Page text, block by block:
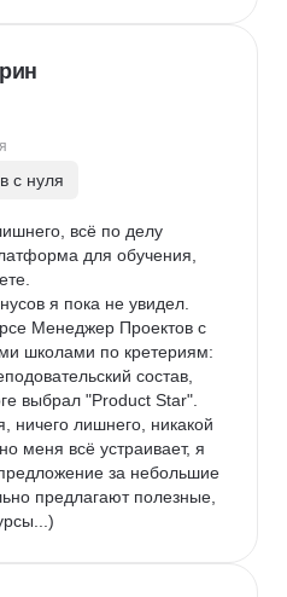
с нуля
всё по делу
для обучения,
я пока не увидел.
Менеджер Проектов с
школами по кретериям:
состав,
выбрал "Product Star".
ничего лишнего, никакой
меня всё устраивает, я
за небольшие
предлагают полезные,